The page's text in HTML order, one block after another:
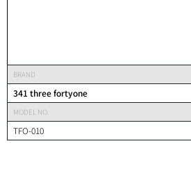
BRAND
341 three fortyone
MODEL NO.
TFO-010